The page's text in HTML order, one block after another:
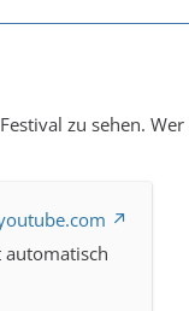
zu sehen.